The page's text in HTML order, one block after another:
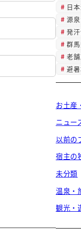
日
源
発
群
老
避
お土産
ニュー
以前の
宿主の
未分類
温泉・
観光・